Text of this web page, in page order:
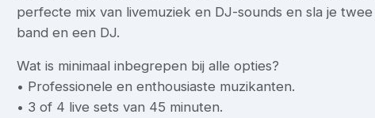
perfecte mix van livemuziek en DJ-sounds en sla je
band en een DJ.
Wat is minimaal inbegrepen bij alle opties?
• Professionele en enthousiaste muzikanten.
• 3 of 4 live sets van 45 minuten.